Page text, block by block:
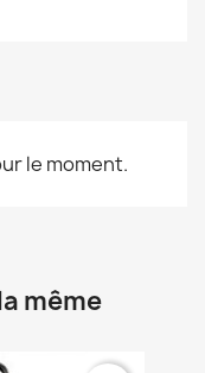
le moment.
même